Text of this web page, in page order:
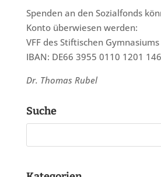
Spenden an den Sozialfonds
Konto überwiesen werden:
VFF des Stiftischen
IBAN: DE66 3955 0110 1201
Dr. Thomas Rubel
Suche